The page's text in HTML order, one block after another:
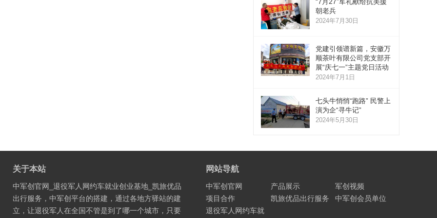
朝老兵
2024年7月30日
党建引领谱新篇，安徽万
顺茶叶有限公司党支部开
展“庆七一”主题党日活动
2024年7月1日
七头牛悄悄“跑路” 民警上
演为企“寻牛记”
2024年5月30日
关于本站
中军创官网_退役军人网约车就业创业基地_凯旅优品
出行服务，中军创平台的搭建，通过各地方驿站的建
立，让退役军人在全国不管是到了哪一个城市，只要
网站导航
中军创官网 产品展示
军创视频
项目合作
凯旅优品出行服务
中军创会员单位
退役军人网约车就